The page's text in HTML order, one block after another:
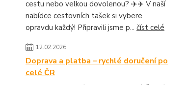
cestu nebo velkou dovolenou? ✈️✈️ V naší
nabídce cestovních tašek si vybere
opravdu každý! Připravili jsme p... číst celé
12.02.2026
Doprava a platba – rychlé doručení po
celé ČR